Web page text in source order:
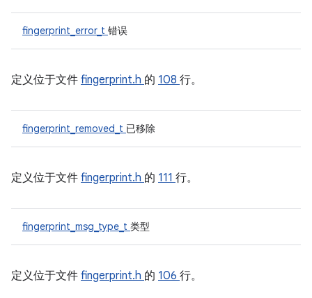
fingerprint_error_t 错误
定义位于文件 fingerprint.h 的 108 行。
fingerprint_removed_t 已移除
定义位于文件 fingerprint.h 的 111 行。
fingerprint_msg_type_t 类型
定义位于文件 fingerprint.h 的 106 行。